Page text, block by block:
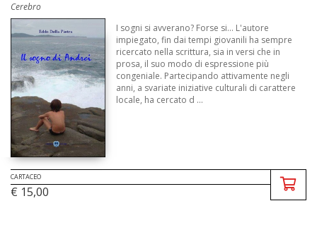
Cerebro
I sogni si avverano? Forse si... L'autore
impiegato, fin dai tempi giovanili ha sempre
ricercato nella scrittura, sia in versi che in
prosa, il suo modo di espressione più
congeniale. Partecipando attivamente negli
anni, a svariate iniziative culturali di carattere
locale, ha cercato d ...
CARTACEO
€ 15,00